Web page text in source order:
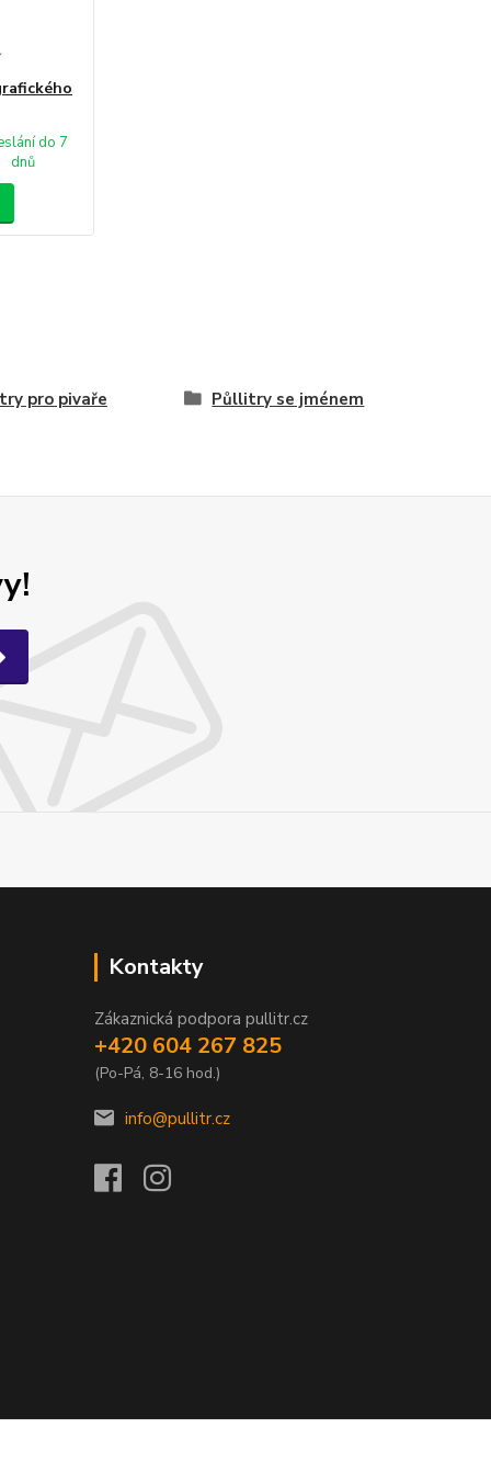
do 7
dnů
pro pivaře Půllitry se jménem
Kontakty
Zákaznická podpora pullitr.cz
+420 604 267 825
(Po-Pá, 8-16 hod.)
info@pullitr.cz